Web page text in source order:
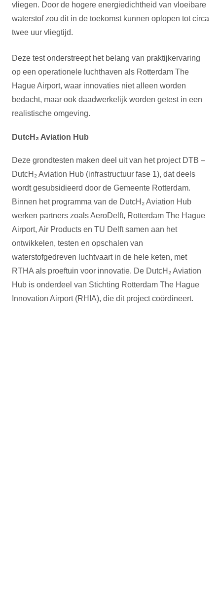
vliegen. Door de hogere energiedichtheid van vloeibare
waterstof zou dit in de toekomst kunnen oplopen tot circa
twee uur vliegtijd.
Deze test onderstreept het belang van praktijkervaring
op een operationele luchthaven als Rotterdam The
Hague Airport, waar innovaties niet alleen worden
bedacht, maar ook daadwerkelijk worden getest in een
realistische omgeving.
DutcH₂ Aviation Hub
Deze grondtesten maken deel uit van het project DTB –
DutcH₂ Aviation Hub (infrastructuur fase 1), dat deels
wordt gesubsidieerd door de Gemeente Rotterdam.
Binnen het programma van de DutcH₂ Aviation Hub
werken partners zoals AeroDelft, Rotterdam The Hague
Airport, Air Products en TU Delft samen aan het
ontwikkelen, testen en opschalen van
waterstofgedreven luchtvaart in de hele keten, met
RTHA als proeftuin voor innovatie. De DutcH₂ Aviation
Hub is onderdeel van Stichting Rotterdam The Hague
Innovation Airport (RHIA), die dit project coördineert.